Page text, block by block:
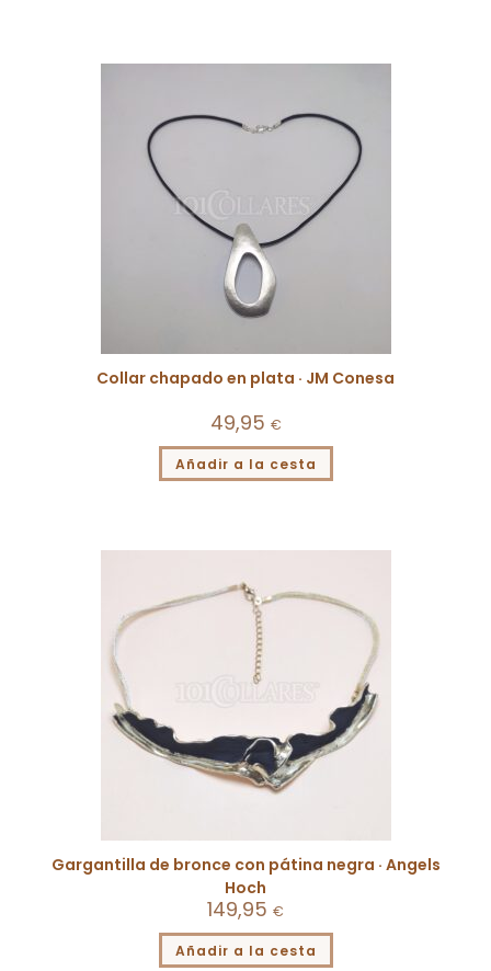
Collar chapado en plata · JM Conesa
49,95 €
Añadir a la cesta
Gargantilla de bronce con pátina negra · Angels
Hoch
149,95 €
Añadir a la cesta